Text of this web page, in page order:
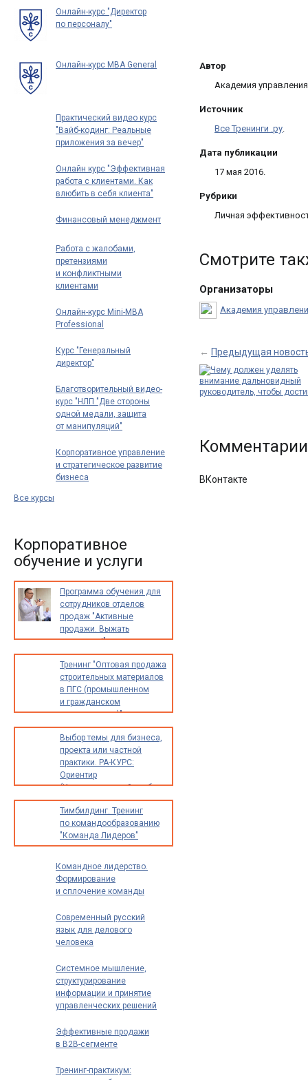
Автор
Академия
Источник
Все Тренинги .ру.
Дата публикации
17 мая 2016.
Рубрики
Личная
Смотрите
Организаторы
Академия
← Предыдущая
руководитель …
ВКонтакте
Онлайн-курс "Директор
по персоналу"
Онлайн-курс MBA General
Практический видео курс
"Вайб-кодинг: Реальные
приложения за вечер"
Онлайн курс "Эффективная
работа с клиентами. Как
влюбить в себя клиента"
Финансовый менеджмент
Работа с жалобами,
претензиями
и конфликтными
клиентами
Онлайн-курс Mini-MBA
Professional
Курс "Генеральный
директор"
Благотворительный видео-
курс "НЛП "Две стороны
одной медали, защита
от манипуляций"
Корпоративное управление
и стратегическое развитие
бизнеса
Все курсы
Корпоративное
обучение и услуги
Программа обучения для
сотрудников отделов
продаж "Активные
продажи. Выжать
максимум!"
Тренинг "Оптовая продажа
строительных материалов
в ПГС (промышленном
и гражданском
строительстве)"
Выбор темы для бизнеса,
проекта или частной
практики. РА-КУРС:
Ориентир
(Индивидуальный разбор
опыта и идей для
предпринимателей,
экспертов
и специалистов)
Тимбилдинг. Тренинг
по командообразованию
"Команда Лидеров"
Командное лидерство.
Формирование
и сплочение команды
Современный русский
язык для делового
человека
Системное мышление,
структурирование
информации и принятие
управленческих решений
Эффективные продажи
в B2B-сегменте
Тренинг-практикум: